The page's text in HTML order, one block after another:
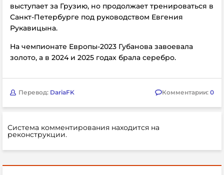
выступает за Грузию, но продолжает тренироваться в
Санкт-Петербурге под руководством Евгения
Рукавицына.
На чемпионате Европы-2023 Губанова завоевала
золото, а в 2024 и 2025 годах брала серебро.
Перевод: DariaFK Комментарии: 0
Система комментирования находится на
реконструкции.